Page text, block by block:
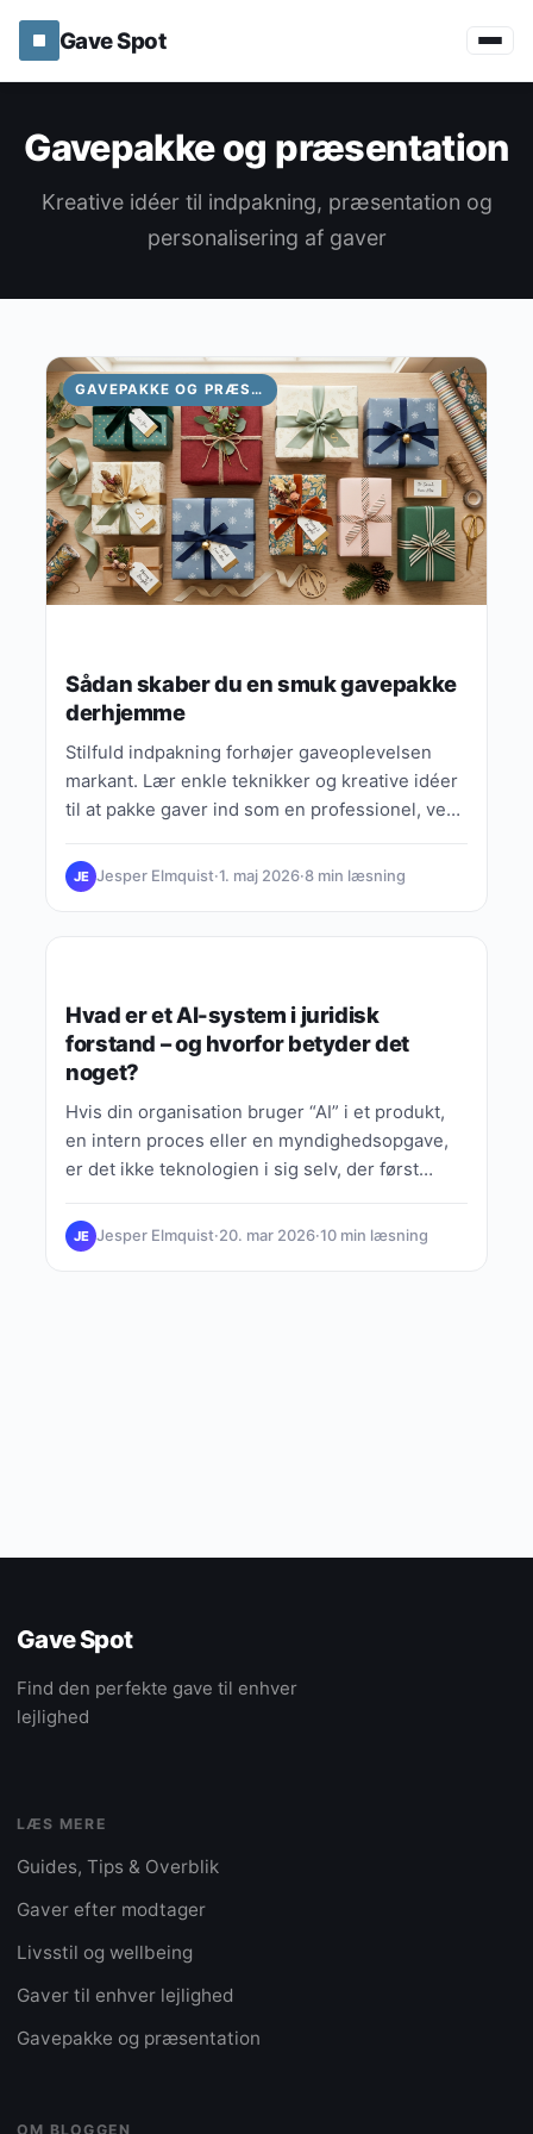
Gave Spot
Gavepakke og præsentation
Kreative idéer til indpakning, præsentation og
personalisering af gaver
GAVEPAKKE OG PRÆSENTATION
Sådan skaber du en smuk gavepakke
derhjemme
Stilfuld indpakning forhøjer gaveoplevelsen
markant. Lær enkle teknikker og kreative idéer
til at pakke gaver ind som en professionel, ved
JE Jesper Elmquist·1. maj 2026·8 min læsning
Hvad er et AI-system i juridisk
forstand – og hvorfor betyder det
noget?
Hvis din organisation bruger “AI” i et produkt,
en intern proces eller en myndighedsopgave,
er det ikke teknologien i sig selv, der først
JE Jesper Elmquist·20. mar 2026·10 min læsning
Gave Spot
Find den perfekte gave til enhver
lejlighed
LÆS MERE
Guides, Tips & Overblik
Gaver efter modtager
Livsstil og wellbeing
Gaver til enhver lejlighed
Gavepakke og præsentation
OM BLOGGEN